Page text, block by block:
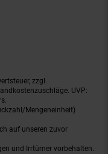
zzgl.
UVP:
Mengeneinheit)
auf unseren zuvor
und Irrtümer vorbehalten.